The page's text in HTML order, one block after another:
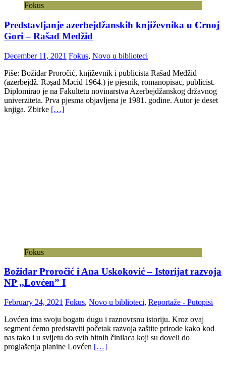
Fokus
Predstavljanje azerbejdžanskih književnika u Crnoj
Gori – Rašad Medžid
December 11, 2021 Fokus, Novo u biblioteci
Piše: Božidar Proročić, književnik i publicista Rašad Medžid
(azerbejdž. Rəşad Məcid 1964.) je pjesnik, romanopisac, publicist.
Diplomirao je na Fakultetu novinarstva Azerbejdžanskog državnog
univerziteta. Prva pjesma objavljena je 1981. godine. Autor je deset
knjiga. Zbirke […]
Fokus
Božidar Proročić i Ana Uskoković – Istorijat razvoja
NP ,,Lovćen” I
February 24, 2021 Fokus, Novo u biblioteci, Reportaže - Putopisi
Lovćen ima svoju bogatu dugu i raznovrsnu istoriju. Kroz ovaj
segment ćemo predstaviti početak razvoja zaštite prirode kako kod
nas tako i u svijetu do svih bitnih činilaca koji su doveli do
proglašenja planine Lovćen […]